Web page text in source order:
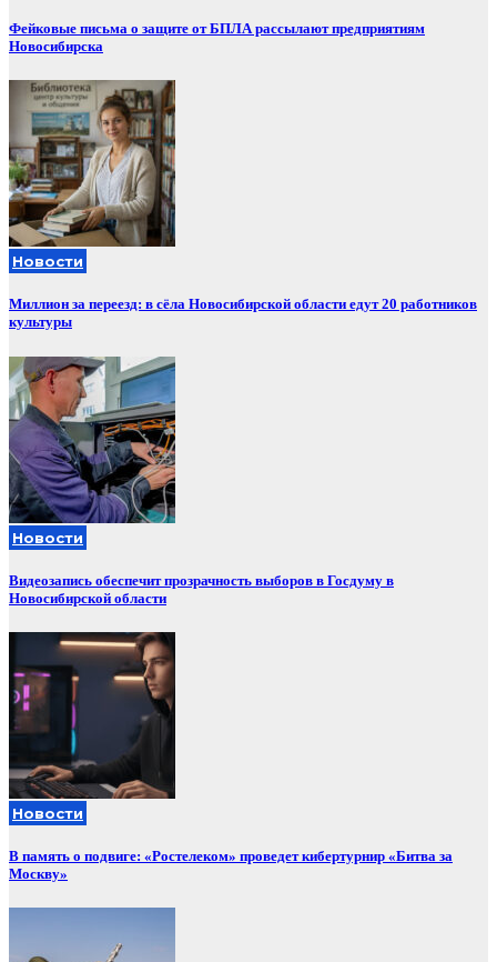
Фейковые письма о защите от БПЛА рассылают предприятиям
Новосибирска
Новости
Миллион за переезд: в сёла Новосибирской области едут 20 работников
культуры
Новости
Видеозапись обеспечит прозрачность выборов в Госдуму в
Новосибирской области
Новости
В память о подвиге: «Ростелеком» проведет кибертурнир «Битва за
Москву»